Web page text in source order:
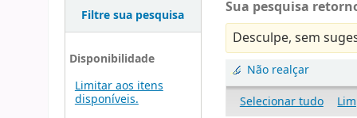
Filtre sua pesquisa
Disponibilidade
Limitar aos itens
disponíveis.
Sua pesquisa
Desculpe, sem
Não realçar
Selecionar tudo